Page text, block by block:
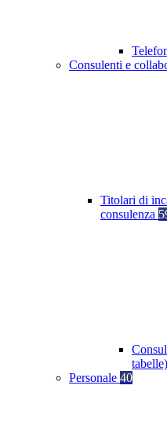
Consulenti e
Titolari di
consulenza
tabelle)
Personale 40